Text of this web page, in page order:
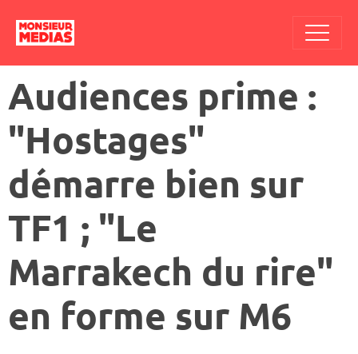
Audiences prime :
"Hostages"
démarre bien sur
TF1 ; "Le
Marrakech du rire"
en forme sur M6